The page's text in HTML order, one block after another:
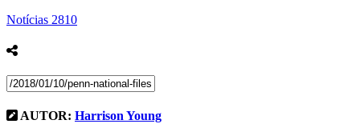
Notícias 2810
AUTOR: Harrison Young